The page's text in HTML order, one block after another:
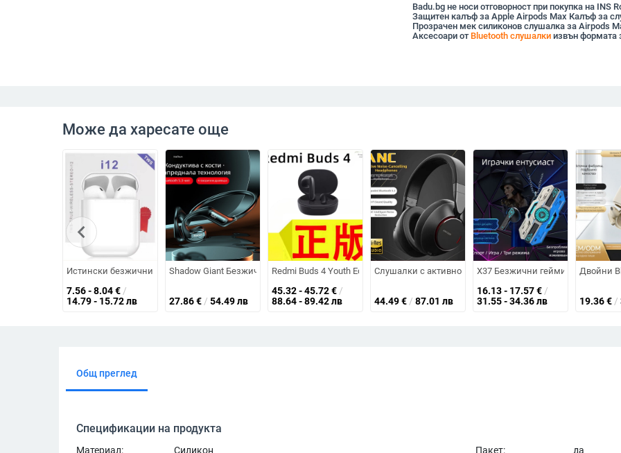
Badu.bg не носи отговорност при покупка на INS
Защитен калъф за Apple Airpods Max Калъф за
Прозрачен мек силиконов слушалка за Airpods
Аксесоари от Bluetooth слушалкиизвън формата
Може да харесате още
Истински безжични Bluetooth слушалки — IPX5 водоустойчивост, обхват на връзка 10 m, полуин-ушен дизайн, двустранно
7.56 - 8.04€ /
14.79 - 15.72 лв
Shadow Giant Безжични слушалки за въздушна проводимост, за носене около врата, стерео, Bluetooth 5.3,
27.86€ / 54.49 лв
Redmi Buds 4 Youth Edition Bluetooth спортни безжични слушалки, за ухото,
45.32 - 45.72€ /
88.64 - 89.42 лв
Слушалки с активно шумопотискане (ANC), безжични,
44.49€ / 87.01 лв
X37 Безжични гейминг слушалки
16.13 - 17.57€ /
31.55 - 34.36 лв
Двойни
19.36€ /
chevron_left
Общ преглед
Спецификации на продукта
Материал: Силикон Пакет:
да